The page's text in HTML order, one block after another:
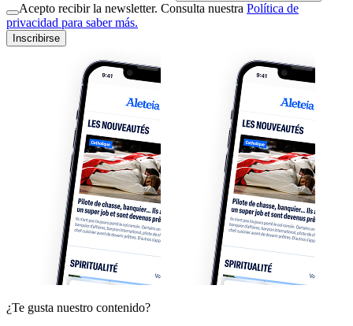
Acepto recibir la newsletter. Consulta nuestra Política de
privacidad para saber más.
Inscribirse
¿Te gusta nuestro contenido?